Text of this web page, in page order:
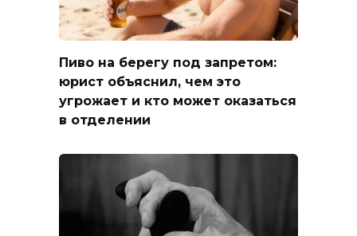
Пиво на берегу под запретом:
юрист объяснил, чем это
угрожает и кто может оказаться
в отделении